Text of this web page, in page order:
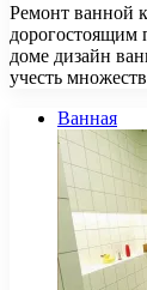
Ремонт ванной
дорогостоящим
доме дизайн
учесть
Ванная